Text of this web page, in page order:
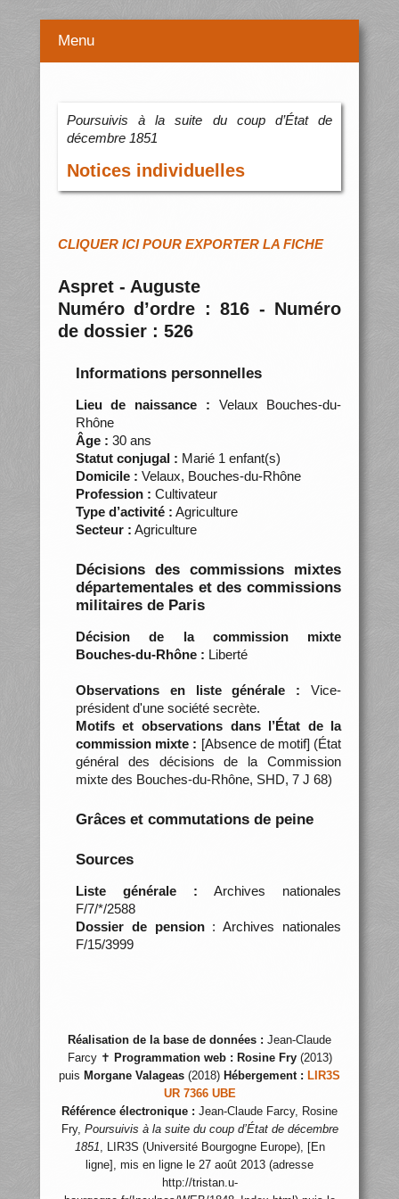
Menu
Poursuivis à la suite du coup d’État de
décembre 1851
Notices individuelles
CLIQUER ICI POUR EXPORTER LA FICHE
Aspret - Auguste
Numéro d’ordre : 816 - Numéro
de dossier : 526
Informations personnelles
Lieu de naissance : Velaux Bouches-du-
Rhône
Âge : 30 ans
Statut conjugal : Marié 1 enfant(s)
Domicile : Velaux, Bouches-du-Rhône
Profession : Cultivateur
Type d’activité : Agriculture
Secteur : Agriculture
Décisions des commissions mixtes
départementales et des commissions
militaires de Paris
Décision de la commission mixte
Bouches-du-Rhône : Liberté
Observations en liste générale : Vice-
président d'une société secrète.
Motifs et observations dans l’État de la
commission mixte : [Absence de motif] (État
général des décisions de la Commission
mixte des Bouches-du-Rhône, SHD, 7 J 68)
Grâces et commutations de peine
Sources
Liste générale : Archives nationales
F/7/*/2588
Dossier de pension: Archives nationales
F/15/3999
Réalisation de la base de données : Jean-Claude
Farcy ✝ Programmation web : Rosine Fry(2013)
puis Morgane Valageas (2018) Hébergement : LIR3S
UR 7366 UBE
Référence électronique : Jean-Claude Farcy, Rosine
Fry, Poursuivis à la suite du coup d’État de décembre
1851, LIR3S (Université Bourgogne Europe), [En
ligne], mis en ligne le 27 août 2013 (adresse
http://tristan.u-